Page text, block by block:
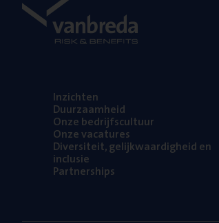
Inzich­ten
Duur­zaam­heid
Onze bedrijfs­cul­tuur
Onze vaca­tu­res
Diver­si­teit, gelijk­waar­dig­heid en
inclusie
Part­ner­ships